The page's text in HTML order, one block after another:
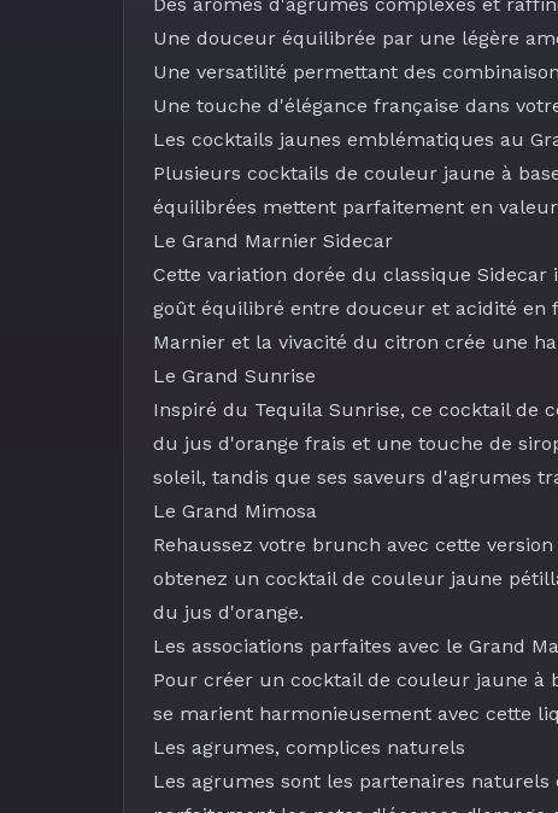
Une douceur équilibrée par une légère
Une versatilité permettant des
Une touche d'élégance française dans
Les cocktails jaunes emblématiques au
Plusieurs cocktails de couleur jaune à
équilibrées mettent parfaitement en
Le Grand Marnier Sidecar
Cette variation dorée du classique Sidecar
goût équilibré entre douceur et acidité en
Marnier et la vivacité du citron crée une
Le Grand Sunrise
Inspiré du Tequila Sunrise, ce cocktail de
du jus d'orange frais et une touche de
soleil, tandis que ses saveurs d'agrumes
Le Grand Mimosa
Rehaussez votre brunch avec cette
obtenez un cocktail de couleur jaune
du jus d'orange.
Les associations parfaites avec le Grand
Pour créer un cocktail de couleur jaune à
se marient harmonieusement avec cette
Les agrumes, complices naturels
Les agrumes sont les partenaires naturels